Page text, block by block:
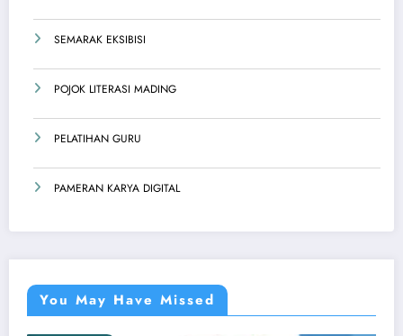
SEMARAK EKSIBISI
POJOK LITERASI MADING
PELATIHAN GURU
PAMERAN KARYA DIGITAL
You May Have Missed